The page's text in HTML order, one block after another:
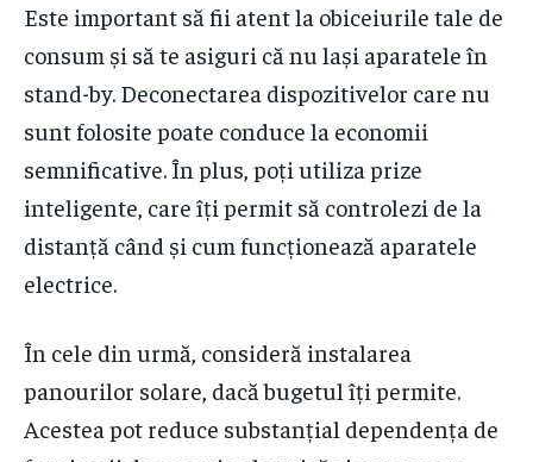
Este important să fii atent la obiceiurile tale de
consum și să te asiguri că nu lași aparatele în
stand-by. Deconectarea dispozitivelor care nu
sunt folosite poate conduce la economii
semnificative. În plus, poți utiliza prize
inteligente, care îți permit să controlezi de la
distanță când și cum funcționează aparatele
electrice.
În cele din urmă, consideră instalarea
panourilor solare, dacă bugetul îți permite.
Acestea pot reduce substanțial dependența de